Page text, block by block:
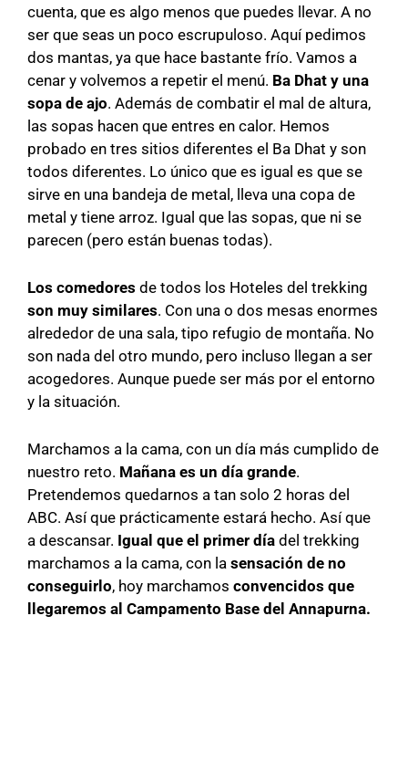
cuenta, que es algo menos que puedes llevar. A no
ser que seas un poco escrupuloso. Aquí pedimos
dos mantas, ya que hace bastante frío. Vamos a
cenar y volvemos a repetir el menú. Ba Dhat y una
sopa de ajo. Además de combatir el mal de altura,
las sopas hacen que entres en calor. Hemos
probado en tres sitios diferentes el Ba Dhat y son
todos diferentes. Lo único que es igual es que se
sirve en una bandeja de metal, lleva una copa de
metal y tiene arroz. Igual que las sopas, que ni se
parecen (pero están buenas todas).
Los comedores de todos los Hoteles del trekking
son muy similares. Con una o dos mesas enormes
alrededor de una sala, tipo refugio de montaña. No
son nada del otro mundo, pero incluso llegan a ser
acogedores. Aunque puede ser más por el entorno
y la situación.
Marchamos a la cama, con un día más cumplido de
nuestro reto. Mañana es un día grande.
Pretendemos quedarnos a tan solo 2 horas del
ABC. Así que prácticamente estará hecho. Así que
a descansar. Igual que el primer día del trekking
marchamos a la cama, con la sensación de no
conseguirlo, hoy marchamos convencidos que
llegaremos al Campamento Base del Annapurna.